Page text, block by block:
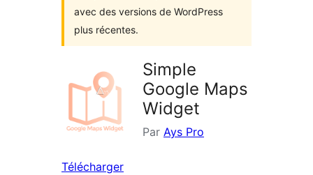
avec des versions de WordPress
plus récentes.
Simple
Google Maps
Widget
Par Ays Pro
Télécharger